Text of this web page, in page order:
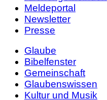
Meldeportal
Newsletter
Presse
Glaube
Bibelfenster
Gemeinschaft
Glaubenswissen
Kultur und Musik